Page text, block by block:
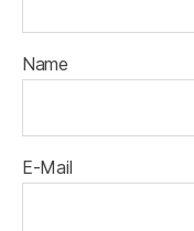
Name
E-Mail